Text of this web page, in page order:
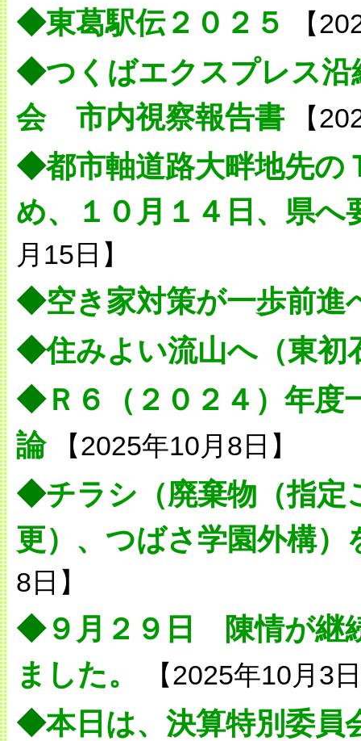
◆東葛駅伝２０２５ 【
◆つくばエクスプレス沿
会 市内視察報告書 【
◆都市軸道路大畔地先の
め、１０月１４日、県へ
月15日】
◆空き家対策が一歩前進
◆住みよい流山へ（東初
◆Ｒ６（２０２４）年度
論【2025年10月8日】
◆チラシ（廃棄物（指定
更）、つばさ学園外構
8日】
◆９月２９日 陳情が継
ました。
【2025年10月3
◆本日は、決算特別委員